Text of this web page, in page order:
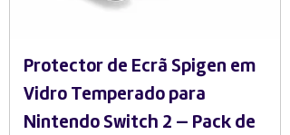
Protector de Ecrã Spigen em
Vidro Temperado para
Nintendo Switch 2 — Pack de